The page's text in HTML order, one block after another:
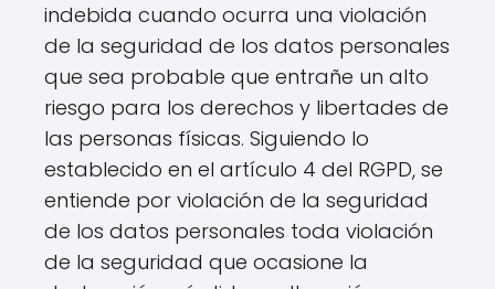
indebida cuando ocurra una violación
de la seguridad de los datos personales
que sea probable que entrañe un alto
riesgo para los derechos y libertades de
las personas físicas. Siguiendo lo
establecido en el artículo 4 del RGPD, se
entiende por violación de la seguridad
de los datos personales toda violación
de la seguridad que ocasione la